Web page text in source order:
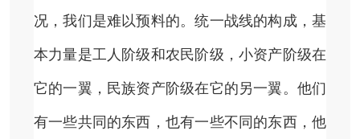
况，我们是难以预料的。统一战线的构成，基
本力量是工人阶级和农民阶级，小资产阶级在
它的一翼，民族资产阶级在它的另一翼。他们
有一些共同的东西，也有一些不同的东西，他